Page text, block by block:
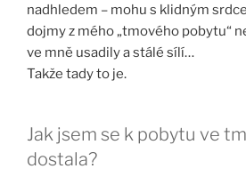
nadhledem – mohu s klidným
dojmy z mého „tmového pobytu“
ve mně usadily a stálé sílí…
Takže tady to je.
Jak jsem se k pobytu ve
dostala?